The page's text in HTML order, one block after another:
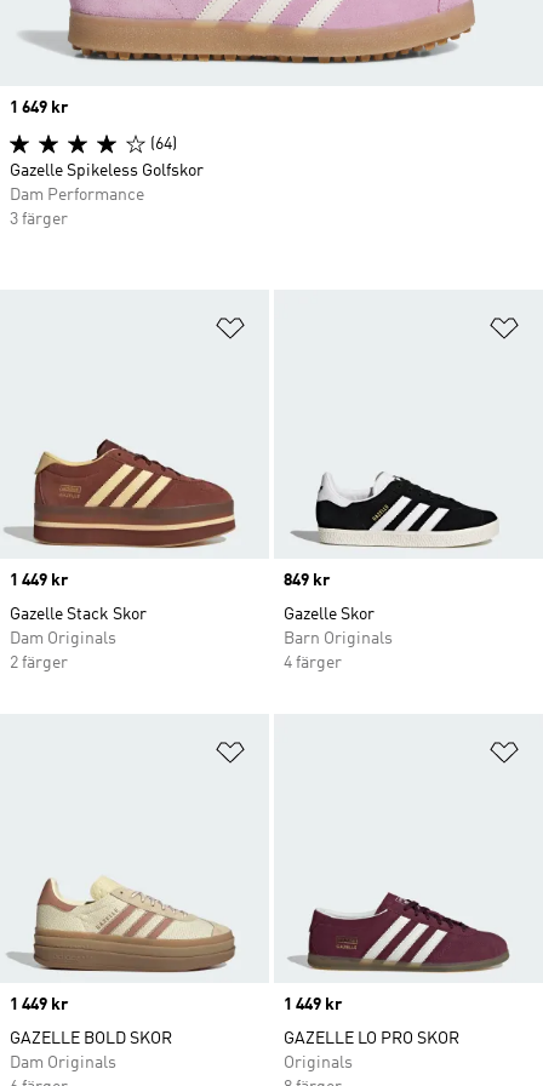
Price
1 449 kr
Gazelle Stack Skor
Dam Originals
2 färger
Price
849 kr
Gazelle Skor
Barn Originals
4 färger
Price
1 449 kr
GAZELLE BOLD SKOR
Dam Originals
Price
1 449 kr
GAZELLE LO PRO SKOR
Originals
Price
1 649 kr
(64)
Gazelle Spikeless Golfskor
Dam Performance
3 färger